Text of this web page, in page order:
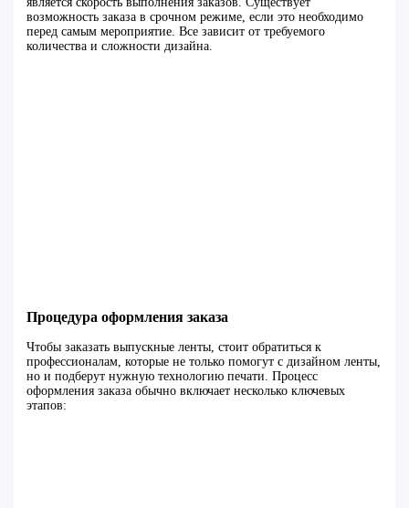
возможность заказа в срочном режиме, если это необходимо
перед самым мероприятие. Все зависит от требуемого
количества и сложности дизайна.
Процедура оформления заказа
Чтобы заказать выпускные ленты, стоит обратиться к
профессионалам, которые не только помогут с дизайном ленты,
но и подберут нужную технологию печати. Процесс
оформления заказа обычно включает несколько ключевых
этапов: